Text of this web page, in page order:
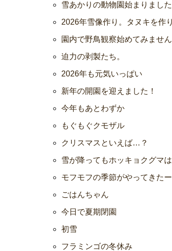
雪あかりの動物園始まりました
2026年雪像作り。タヌキを作
園内で野鳥観察始めてみません
迫力の剥製たち。
2026年も元気いっぱい
新年の開園を迎えました！
今年もあとわずか
もぐもぐクモザル
クリスマスといえば…？
雪が降ってもホッキョクグマ
モフモフの季節がやってきたー
ごはんちゃん
今日で夏期閉園
初雪
フラミンゴの冬休み